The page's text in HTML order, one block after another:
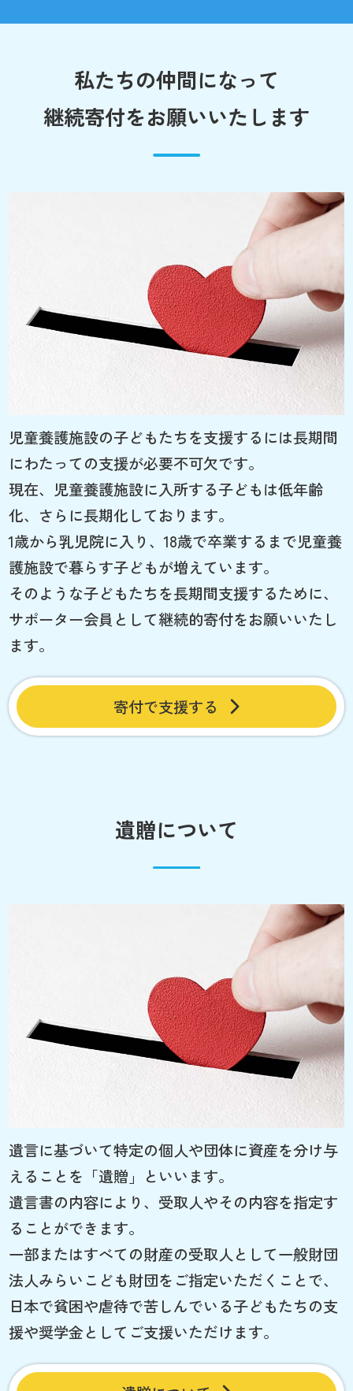
私たちの仲間になって
継続寄付をお願いいたします
児童養護施設の子どもたちを支援するには長期間
にわたっての支援が必要不可欠です。
現在、児童養護施設に入所する子どもは低年齢
化、さらに長期化しております。
1歳から乳児院に入り、18歳で卒業するまで児童養
護施設で暮らす子どもが増えています。
そのような子どもたちを長期間支援するために、
サポーター会員として継続的寄付をお願いいたし
ます。
寄付で支援する
遺贈について
遺言に基づいて特定の個人や団体に資産を分け与
えることを「遺贈」といいます。
遺言書の内容により、受取人やその内容を指定す
ることができます。
一部またはすべての財産の受取人として一般財団
法人みらいこども財団をご指定いただくことで、
日本で貧困や虐待で苦しんでいる子どもたちの支
援や奨学金としてご支援いただけます。